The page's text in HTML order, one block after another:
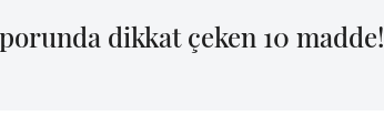
dikkat çeken 10 madde!